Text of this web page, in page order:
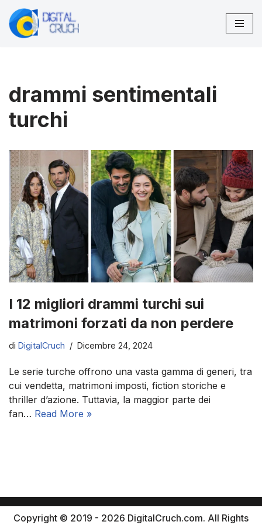
Vai
drammi sentimentali
turchi
I 12 migliori drammi turchi sui
matrimoni forzati da non perdere
di DigitalCruch Dicembre 24, 2024
Le serie turche offrono una vasta gamma di generi, tra
cui vendetta, matrimoni imposti, fiction storiche e
thriller d’azione. Tuttavia, la maggior parte dei
fan… Read More »
Copyright © 2019 - 2026 DigitalCruch.com. All Rights